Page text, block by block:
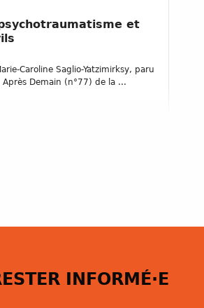
et
Caroline Saglio-Yatzimirksy, paru
Après Demain (n°77) de la ...
INFORMÉ·E